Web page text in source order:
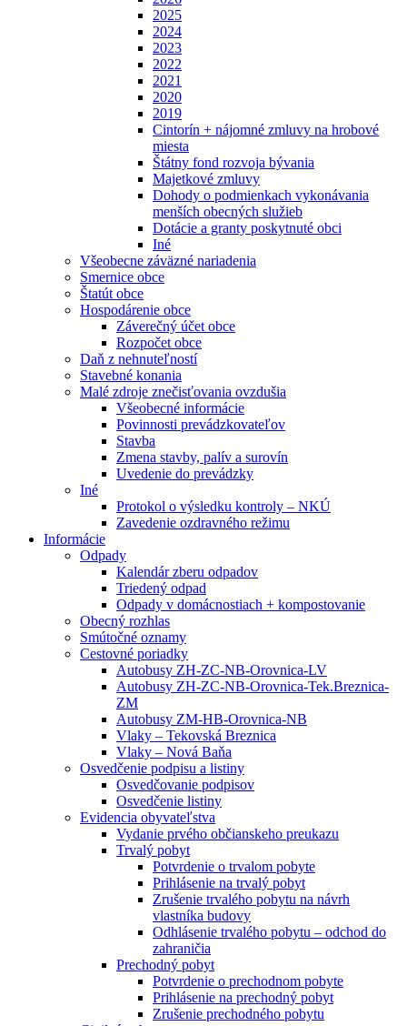
2025
2024
2023
2022
2021
2020
2019
Cintorín + nájomné zmluvy na hrobové
miesta
Štátny fond rozvoja bývania
Majetkové zmluvy
Dohody o podmienkach vykonávania
menších obecných služieb
Dotácie a granty poskytnuté obci
Iné
Všeobecne záväzné nariadenia
Smernice obce
Štatút obce
Hospodárenie obce
Záverečný účet obce
Rozpočet obce
Daň z nehnuteľností
Stavebné konania
Malé zdroje znečisťovania ovzdušia
Všeobecné informácie
Povinnosti prevádzkovateľov
Stavba
Zmena stavby, palív a surovín
Uvedenie do prevádzky
Iné
Protokol o výsledku kontroly – NKÚ
Zavedenie ozdravného režimu
Informácie
Odpady
Kalendár zberu odpadov
Triedený odpad
Odpady v domácnostiach + kompostovanie
Obecný rozhlas
Smútočné oznamy
Cestovné poriadky
Autobusy ZH-ZC-NB-Orovnica-LV
Autobusy ZH-ZC-NB-Orovnica-Tek.Breznica-
ZM
Autobusy ZM-HB-Orovnica-NB
Vlaky – Tekovská Breznica
Vlaky – Nová Baňa
Osvedčenie podpisu a listiny
Osvedčovanie podpisov
Osvedčenie listiny
Evidencia obyvateľstva
Vydanie prvého občianskeho preukazu
Trvalý pobyt
Potvrdenie o trvalom pobyte
Prihlásenie na trvalý pobyt
Zrušenie trvalého pobytu na návrh
vlastníka budovy
Odhlásenie trvalého pobytu – odchod do
zahraničia
Prechodný pobyt
Potvrdenie o prechodnom pobyte
Prihlásenie na prechodný pobyt
Zrušenie prechodného pobytu